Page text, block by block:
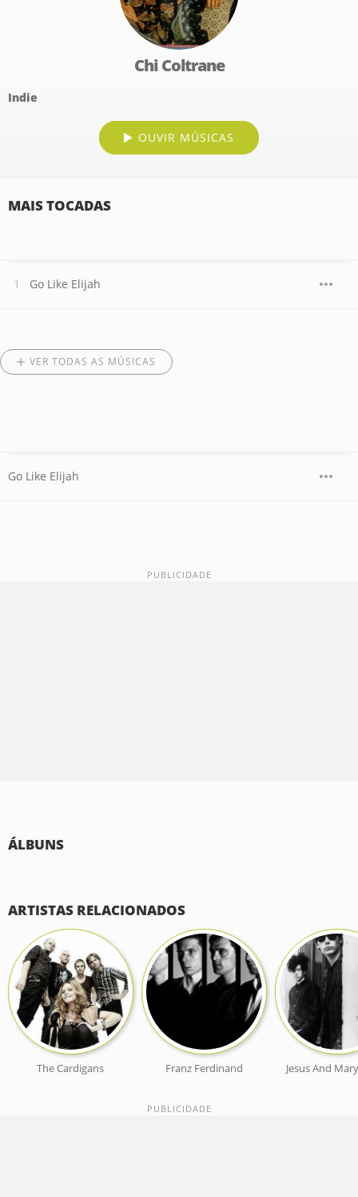
Chi Coltrane
Indie
OUVIR MÚSICAS
MAIS TOCADAS
Go Like Elijah
VER TODAS AS MÚSICAS
Go Like Elijah
ÁLBUNS
ARTISTAS RELACIONADOS
The Cardigans Franz Ferdinand Jesus And